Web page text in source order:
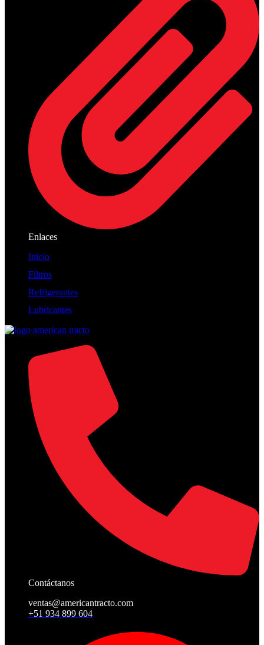
Enlaces
Inicio
Filtros
Refrigerantes
Lubricantes
Contáctanos
ventas@americantracto.com
+51 934 899 604